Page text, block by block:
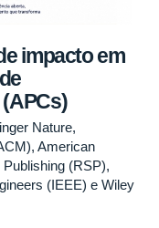
impacto em
Nature,
American
(RSP),
(IEEE) e Wiley